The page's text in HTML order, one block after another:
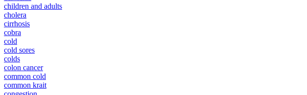
children and adults
cholera
cirrhosis
cobra
cold
cold sores
colds
colon cancer
common cold
common krait